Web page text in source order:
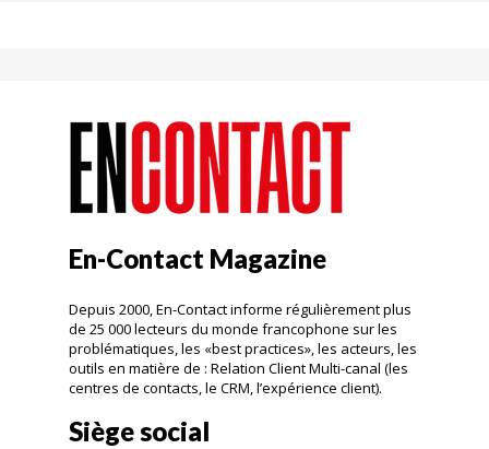
En-Contact Magazine
Depuis 2000, En-Contact informe régulièrement plus
de 25 000 lecteurs du monde francophone sur les
problématiques, les «best practices», les acteurs, les
outils en matière de : Relation Client Multi-canal (les
centres de contacts, le CRM, l’expérience client).
Siège social